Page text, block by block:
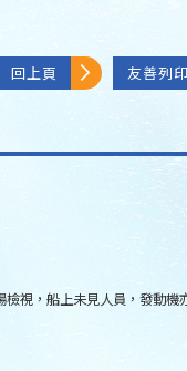
回上頁 友善列印
視，船上未見人員，發動